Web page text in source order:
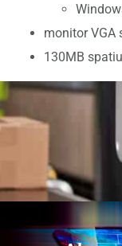
monitor VGA
130MB